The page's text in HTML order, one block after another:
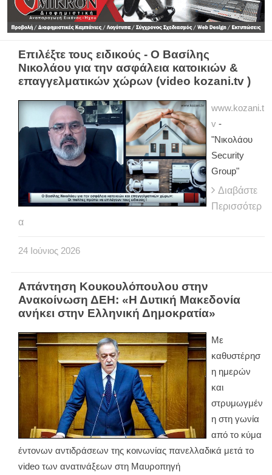
Επιλέξτε τους ειδικούς - Ο Βασίλης
Νικολάου για την ασφάλεια κατοικιών &
επαγγελματικών χώρων (video kozani.tv )
www.kozani.t
v -
"Νικολάου
Security
Group"
Διαβάστε
Περισσότερ
α
24 Ιούνιος 2026
Απάντηση Κουκουλόπουλου στην
Ανακοίνωση ΔΕΗ: «Η Δυτική Μακεδονία
ανήκει στην Ελληνική Δημοκρατία»
Με
καθυστέρησ
η ημερών
και
στρυμωγμέν
η στη γωνία
από το κύμα
έντονων αντιδράσεων της κοινωνίας πανελλαδικά μετά το
video των ανατινάξεων στη Μαυροπηγή